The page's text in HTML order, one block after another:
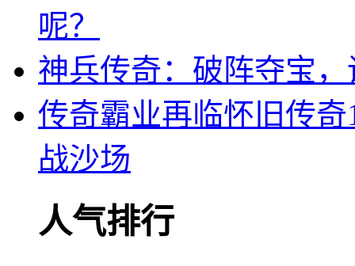
呢？
神兵传奇：破阵夺宝
传奇霸业再临怀旧传
战沙场
人气排行